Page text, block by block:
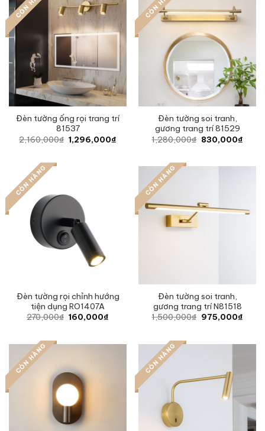
Đèn tường ống rọi trang trí
81537
2,160,000₫ Original
price
1,296,000₫
Đèn tường soi tranh,
gương trang trí 81529
1,280,000₫ Original
price
830,000₫
CÒN HÀNG
Đèn tường rọi chỉnh hướng
tiện dụng RO1407A
270,000₫ Original
price
160,000₫
CÒN HÀNG
Đèn tường soi tranh,
gương trang trí N81518
1,500,000₫ Original
price
975,000₫
CÒN HÀNG CÒN HÀNG